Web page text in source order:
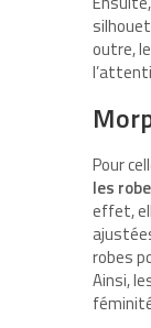
outre,
Pour
les
effet,
robes
Ainsi,